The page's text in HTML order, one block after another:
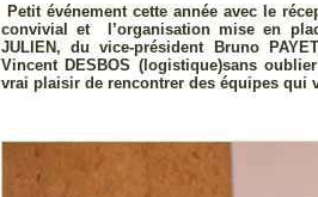
Petit événement cette année avec le
convivial et l’organisation mise en
JULIEN, du vice-président Bruno
Vincent DESBOS (logistique)sans
vrai plaisir de rencontrer des équipes qui